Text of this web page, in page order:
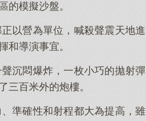
的模擬沙盤。
以營為單位，喊殺聲震天地進
和導演事宜。
沉悶爆炸，一枚小巧的拋射彈
三百米外的炮樓。
準確性和射程都大為提高，雖